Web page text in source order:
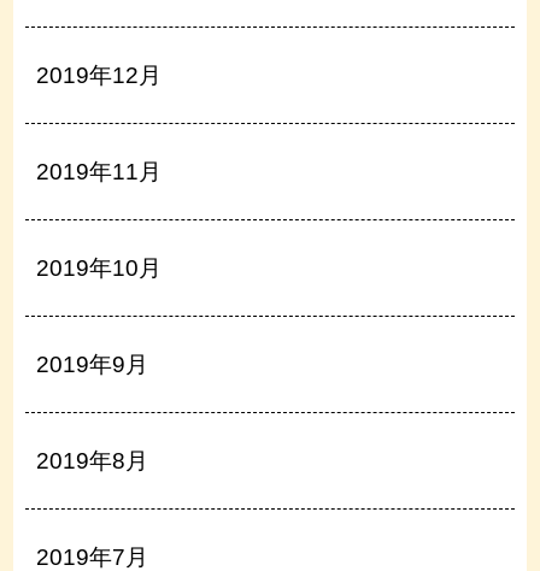
2019年12月
2019年11月
2019年10月
2019年9月
2019年8月
2019年7月